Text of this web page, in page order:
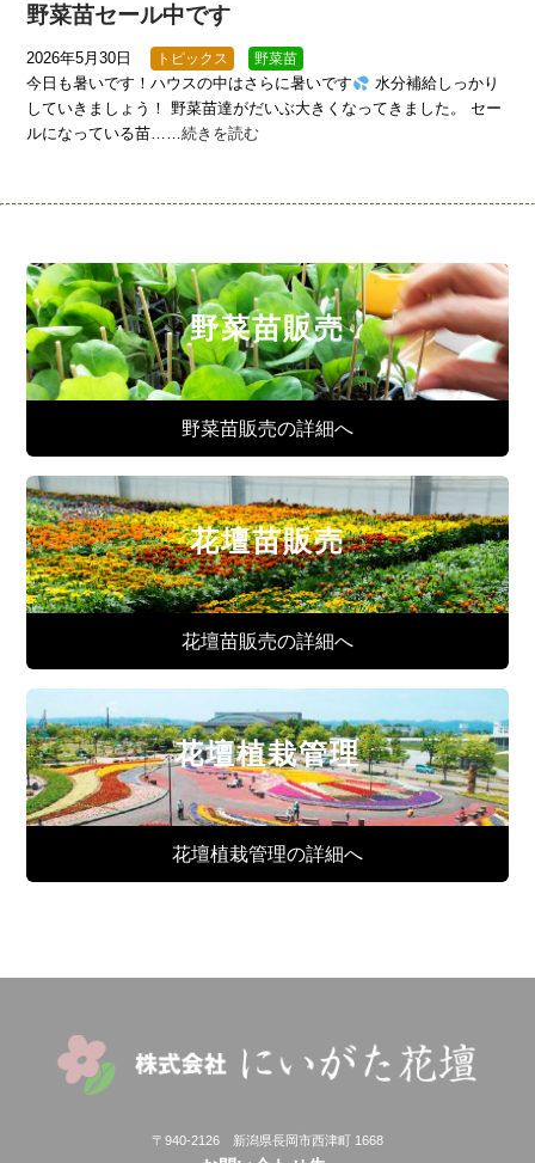
野菜苗セール中です
2026年5月30日 トピックス 野菜苗
今日も暑いです！ハウスの中はさらに暑いです
水分補給しっかり
していきましょう！ 野菜苗達がだいぶ大きくなってきました。 セー
ルになっている苗……続きを読む
野菜苗販売
野菜苗販売の詳細へ
花壇苗販売
花壇苗販売の詳細へ
花壇植栽管理
花壇植栽管理の詳細へ
〒940-2126 新潟県長岡市西津町 1668